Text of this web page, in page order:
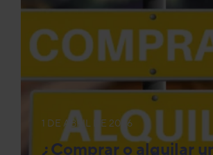
1 DE ABRIL DE 2026
¿Comprar o alquilar